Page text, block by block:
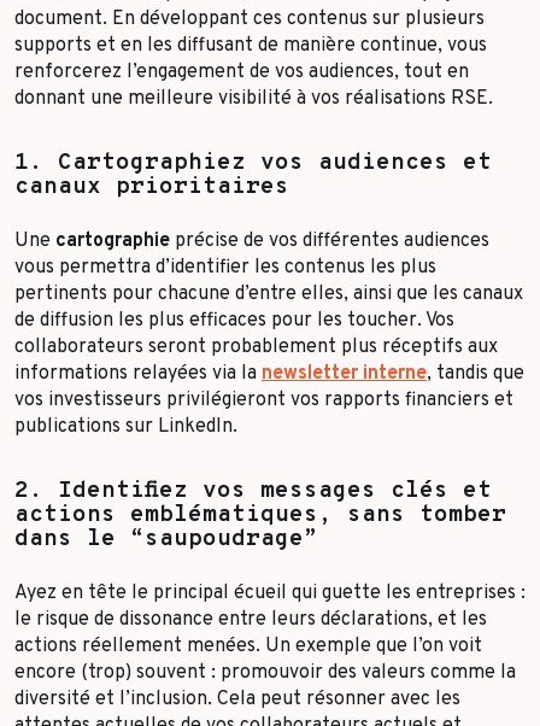
document. En développant ces contenus sur plusieurs
supports et en les diffusant de manière continue, vous
renforcerez l’engagement de vos audiences, tout en
donnant une meilleure visibilité à vos réalisations RSE.
1. Cartographiez vos audiences et
canaux prioritaires
Une cartographie précise de vos différentes audiences
vous permettra d’identifier les contenus les plus
pertinents pour chacune d’entre elles, ainsi que les canaux
de diffusion les plus efficaces pour les toucher. Vos
collaborateurs seront probablement plus réceptifs aux
informations relayées via la newsletter interne, tandis que
vos investisseurs privilégieront vos rapports financiers et
publications sur LinkedIn.
2. Identifiez vos messages clés et
actions emblématiques, sans tomber
dans le “saupoudrage”
Ayez en tête le principal écueil qui guette les entreprises :
le risque de dissonance entre leurs déclarations, et les
actions réellement menées. Un exemple que l’on voit
encore (trop) souvent : promouvoir des valeurs comme la
diversité et l’inclusion. Cela peut résonner avec les